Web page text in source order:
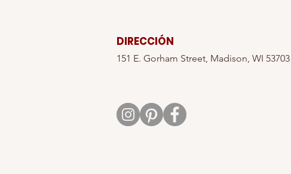
DIRECCIÓN
151 E. Gorham Street, Madison, WI 53703